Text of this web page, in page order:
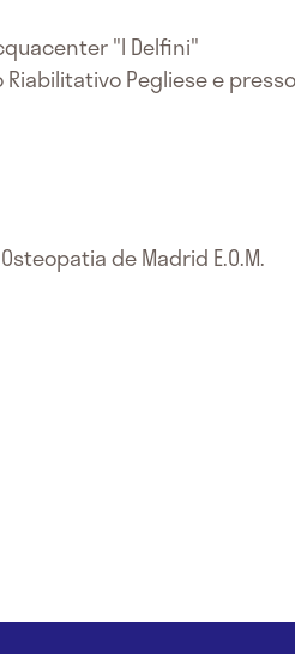
"I Delfini"
Pegliese e
de Madrid E.O.M.